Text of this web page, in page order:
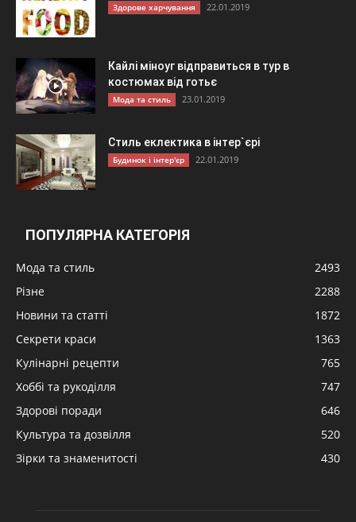
Здорове харчування 22.01.2019
Кайлі міноуг відправиться в тур в
костюмах від готьє
Мода та стиль 23.01.2019
Стиль еклектика в інтер`єрі
Будинок і інтер'єр 22.01.2019
ПОПУЛЯРНА КАТЕГОРІЯ
Мода та стиль
2493
Різне
2288
Новини та статті
1872
Секрети краси
1363
Кулінарні рецепти
765
Хоббі та рукоділля
747
Здорові поради
646
Культура та дозвілля
520
Зірки та знаменитості
430